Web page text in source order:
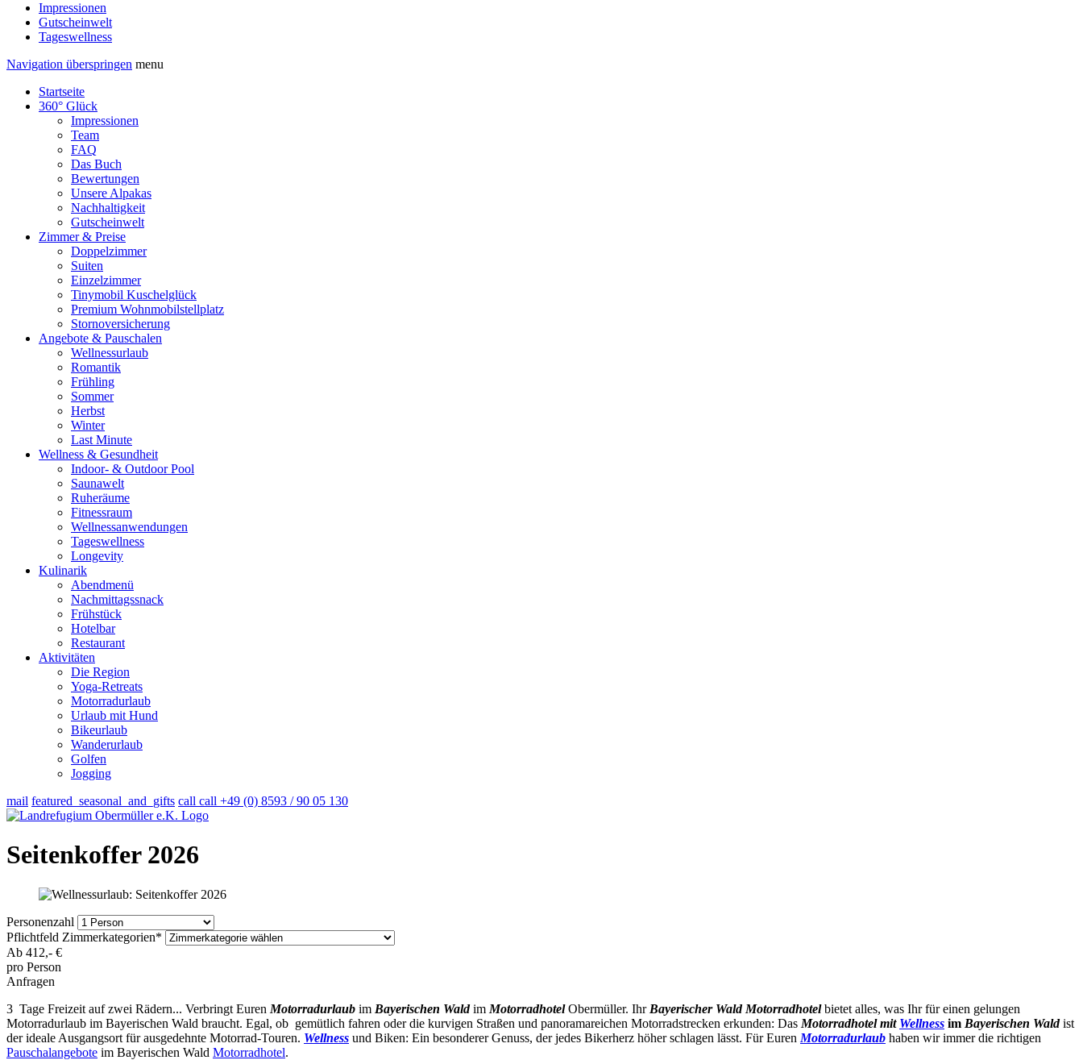
Impressionen
Gutscheinwelt
Tageswellness
Navigation überspringen menu
Startseite
360° Glück
Impressionen
Team
FAQ
Das Buch
Bewertungen
Unsere Alpakas
Nachhaltigkeit
Gutscheinwelt
Zimmer & Preise
Doppelzimmer
Suiten
Einzelzimmer
Tinymobil Kuschelglück
Premium Wohnmobilstellplatz
Stornoversicherung
Angebote & Pauschalen
Wellnessurlaub
Romantik
Frühling
Sommer
Herbst
Winter
Last Minute
Wellness & Gesundheit
Indoor- & Outdoor Pool
Saunawelt
Ruheräume
Fitnessraum
Wellness­anwendungen
Tageswellness
Longevity
Kulinarik
Abendmenü
Nachmittagssnack
Frühstück
Hotelbar
Restaurant
Aktivitäten
Die Region
Yoga-Retreats
Motorradurlaub
Urlaub mit Hund
Bikeurlaub
Wanderurlaub
Golfen
Jogging
mail featured_seasonal_and_gifts call call +49 (0) 8593 / 90 05 130
Seitenkoffer 2026
Personenzahl
Pflichtfeld Zimmerkategorien*
Ab 412,- €
pro Person
Anfragen
3 Tage Freizeit auf zwei Rädern... Verbringt Euren Motorradurlaub im Bayerischen Wald im Motorradhotel Obermüller. Ihr Bayerischer Wald Motorradhotelbietet alles, was Ihr für einen gelungen
Motorradurlaub im Bayerischen Wald braucht. Egal, ob gemütlich fahren oder die kurvigen Straßen und panoramareichen Motorradstrecken erkunden: Das Motorradhotel mit Wellness im Bayerischen Wald ist
der ideale Ausgangsort für ausgedehnte Motorrad-Touren. Wellness und Biken: Ein besonderer Genuss, der jedes Bikerherz höher schlagen lässt. Für Euren Motorradurlaub haben wir immer die richtigen
Pauschalangebote im Bayerischen Wald Motorradhotel.